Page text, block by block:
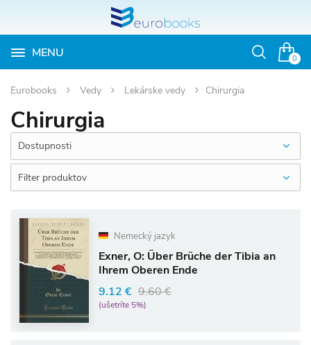
0
MENU
Otvoriť
Eurobooks Vedy Lekárske vedy Chirurgia
Chirurgia
Dostupnosti
Filter produktov
Nemecký jazyk
Exner, O: Über Brüche der Tibia an
Ihrem Oberen Ende
9.12 € 9.60 €
(ušetríte 5%)